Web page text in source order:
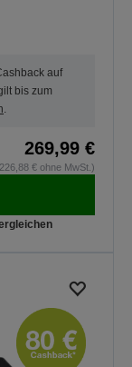
auf
bis zum
269,99 €
€ ohne MwSt.)